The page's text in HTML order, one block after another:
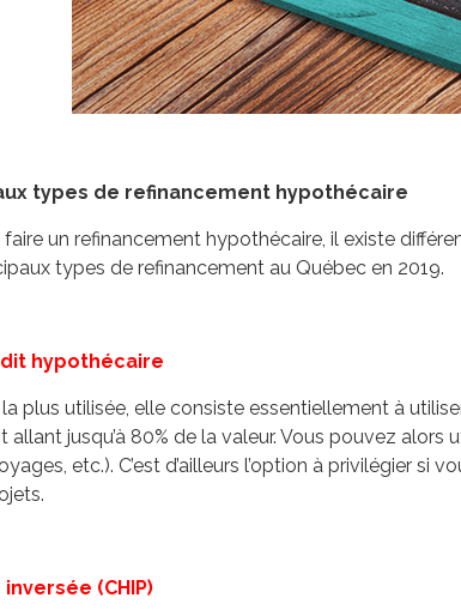
types de refinancement hypothécaire
faire un refinancement hypothécaire, il existe
types de refinancement au Québec en 2019.
hypothécaire
la plus utilisée, elle consiste essentiellement à
allant jusqu’à 80% de la valeur. Vous pouvez
etc.). C’est d’ailleurs l’option à privilégier si
inversée (CHIP)